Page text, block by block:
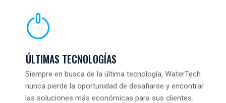
ÚLTIMAS TECNOLOGÍAS
Siempre en busca de la última tecnología, WaterTech
nunca pierde la oportunidad de desafiarse y encontrar
las soluciones más económicas para sus clientes.